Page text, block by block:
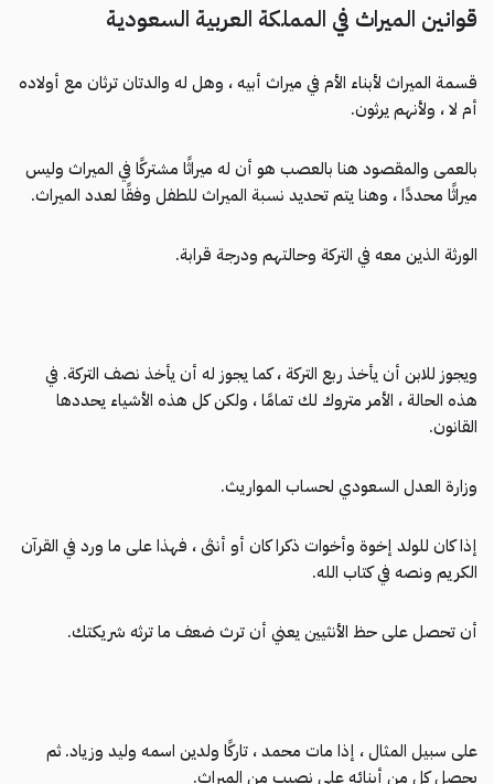
قوانين الميراث في المملكة العربية السعودية
قسمة الميراث لأبناء الأم في ميراث أبيه ، وهل له والدتان ترثان مع أولاده
أم لا ، ولأنهم يرثون.
بالعمى والمقصود هنا بالعصب هو أن له ميراثًا مشتركًا في الميراث وليس
ميراثًا محددًا ، وهنا يتم تحديد نسبة الميراث للطفل وفقًا لعدد الميراث.
الورثة الذين معه في التركة وحالتهم ودرجة قرابة.
ويجوز للابن أن يأخذ ربع التركة ، كما يجوز له أن يأخذ نصف التركة. في
هذه الحالة ، الأمر متروك لك تمامًا ، ولكن كل هذه الأشياء يحددها
القانون.
وزارة العدل السعودي لحساب المواريث.
إذا كان للولد إخوة وأخوات ذكرا كان أو أنثى ، فهذا على ما ورد في القرآن
الكريم ونصه في كتاب الله.
أن تحصل على حظ الأنثيين يعني أن ترث ضعف ما ترثه شريكتك.
على سبيل المثال ، إذا مات محمد ، تاركًا ولدين اسمه وليد وزياد. ثم
يحصل كل من أبنائه على نصيب من الميراث.